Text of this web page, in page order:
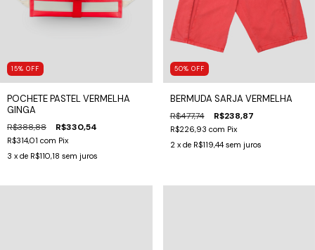
15% OFF
POCHETE PASTEL VERMELHA
GINGA
R$388,88 R$330,54
R$314,01 com Pix
3 x de R$110,18 sem juros
50% OFF
BERMUDA SARJA VERMELHA
R$477,74 R$238,87
R$226,93 com Pix
2 x de R$119,44 sem juros